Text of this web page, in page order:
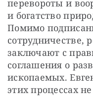
перевороты и
и богатство
Помимо
сотрудничестве,
заключают с
соглашения о
ископаемых.
этих процессах